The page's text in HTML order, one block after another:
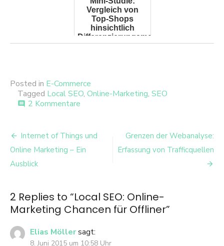
Vergleich von
Top-Shops
hinsichtlich
Differenzierungsmerkmalen
Posted in E-Commerce
Tagged Local SEO, Online-Marketing, SEO
comment 2 Kommentare
Online-
Chancen
Beitrags-
Navigation
Internet of Things und
Online Marketing – Ein
Ausblick
Grenzen der Webanalyse:
Erfassung von Trafficquellen
2 Replies to “Local SEO: Online-
Marketing Chancen für Offliner”
Elias Möllersagt:
8. Juni 2015 um 10:58 Uhr